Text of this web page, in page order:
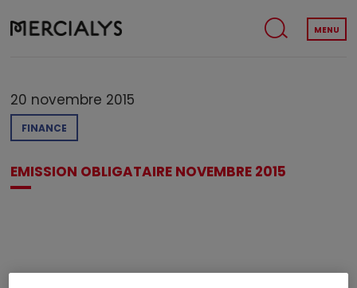
MENU
20 novembre 2015
FINANCE
EMISSION OBLIGATAIRE NOVEMBRE 2015